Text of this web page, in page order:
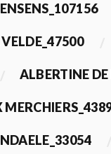
ALBERTINE